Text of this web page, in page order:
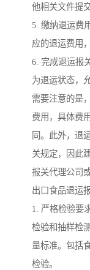
他相关文件提
5. 缴纳退运费
应的退运费用
6. 完成退运报
为退运状态，
需要注意的是
费用，具体费
同。此外，退
关规定，因此
报关代理公司
出口食品退运
1. 严格检验要
检验和抽样检
量标准。包括
检验。